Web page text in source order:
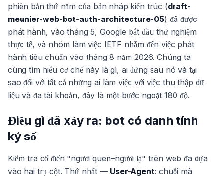
phiên bản thứ năm của bản nháp kiến trúc (draft-
meunier-web-bot-auth-architecture-05) đã được
phát hành, vào tháng 5, Google bắt đầu thử nghiệm
thực tế, và nhóm làm việc IETF nhắm đến việc phát
hành tiêu chuẩn vào tháng 8 năm 2026. Chúng ta
cùng tìm hiểu cơ chế này là gì, ai đứng sau nó và tại
sao đối với tất cả những ai làm việc với việc thu thập dữ
liệu và đa tài khoản, đây là một bước ngoặt 180 độ.
Điều gì đã xảy ra: bot có danh tính
ký số
Kiểm tra cổ điển "người quen–người lạ" trên web đã dựa
vào hai trụ cột. Thứ nhất — User-Agent: chuỗi mà